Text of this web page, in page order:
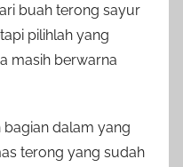
buah terong sayur
pilihlah yang
masih berwarna
bagian dalam yang
terong yang sudah